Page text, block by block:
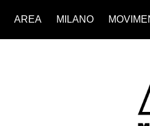
AREA MILANO